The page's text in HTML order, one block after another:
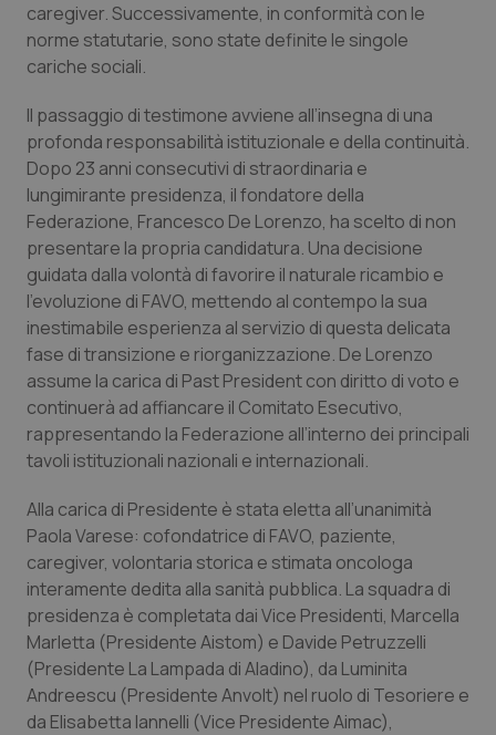
Calabria
Campania
Emilia-Romagna
Friuli Venezia Giulia
Lazio
Liguria
Lombardia
Marche
Piemonte
Provincia Autonoma di Bolzano
Provincia Autonoma di Trento
Puglia
Asma & BPCO
Car-T
Colesterolo & coronaropatie
Dermatite Atopica
Diabete & glucometri
Disturbi dell’umore
Dolore
Donna & Salute
HIV
Infezioni & Febbre
Ipertensione & Scompenso
Malattie rare
caregiver. Successivamente, in conformità con le
norme statutarie, sono state definite le singole
cariche sociali.
Il passaggio di testimone avviene all’insegna di una
profonda responsabilità istituzionale e della continuità.
Dopo 23 anni consecutivi di straordinaria e
lungimirante presidenza, il fondatore della
Federazione, Francesco De Lorenzo, ha scelto di non
presentare la propria candidatura. Una decisione
guidata dalla volontà di favorire il naturale ricambio e
l’evoluzione di FAVO, mettendo al contempo la sua
inestimabile esperienza al servizio di questa delicata
fase di transizione e riorganizzazione. De Lorenzo
assume la carica di Past President con diritto di voto e
continuerà ad affiancare il Comitato Esecutivo,
rappresentando la Federazione all’interno dei principali
tavoli istituzionali nazionali e internazionali.
Alla carica di Presidente è stata eletta all’unanimità
Paola Varese: cofondatrice di FAVO, paziente,
caregiver, volontaria storica e stimata oncologa
interamente dedita alla sanità pubblica. La squadra di
presidenza è completata dai Vice Presidenti, Marcella
Marletta (Presidente Aistom) e Davide Petruzzelli
(Presidente La Lampada di Aladino), da Luminita
Andreescu (Presidente Anvolt) nel ruolo di Tesoriere e
da Elisabetta Iannelli (Vice Presidente Aimac),